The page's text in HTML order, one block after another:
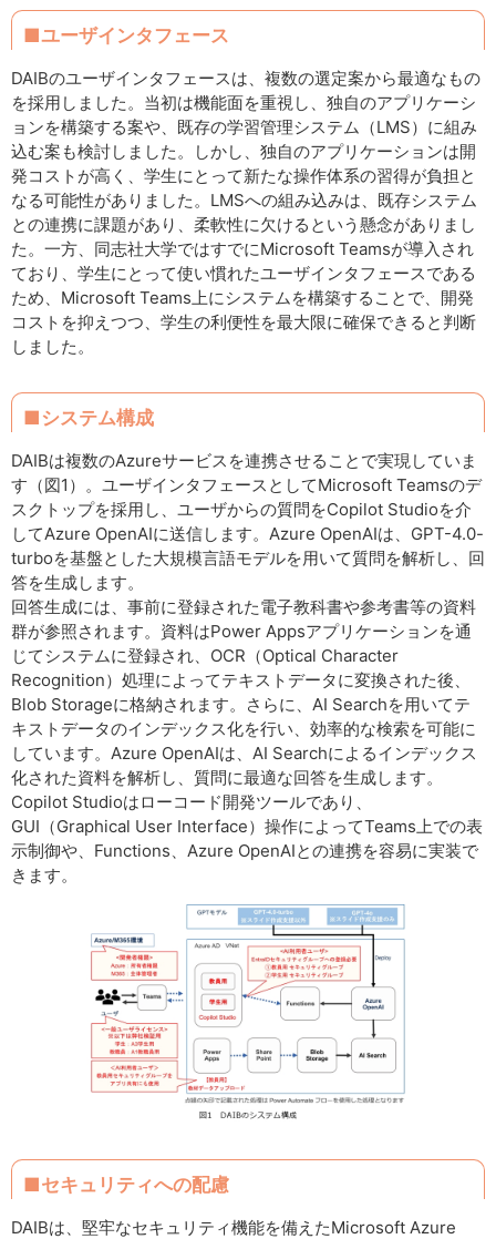
■ユーザインタフェース
DAIBのユーザインタフェースは、複数の選定案から最適なもの
を採用しました。当初は機能面を重視し、独自のアプリケーシ
ョンを構築する案や、既存の学習管理システム（LMS）に組み
込む案も検討しました。しかし、独自のアプリケーションは開
発コストが高く、学生にとって新たな操作体系の習得が負担と
なる可能性がありました。LMSへの組み込みは、既存システム
との連携に課題があり、柔軟性に欠けるという懸念がありまし
た。一方、同志社大学ではすでにMicrosoft Teamsが導入され
ており、学生にとって使い慣れたユーザインタフェースである
ため、Microsoft Teams上にシステムを構築することで、開発
コストを抑えつつ、学生の利便性を最大限に確保できると判断
しました。
■システム構成
DAIBは複数のAzureサービスを連携させることで実現していま
す（図1）。ユーザインタフェースとしてMicrosoft Teamsのデ
スクトップを採用し、ユーザからの質問をCopilot Studioを介
してAzure OpenAIに送信します。Azure OpenAIは、GPT-4.0-
turboを基盤とした大規模言語モデルを用いて質問を解析し、回
答を生成します。
回答生成には、事前に登録された電子教科書や参考書等の資料
群が参照されます。資料はPower Appsアプリケーションを通
じてシステムに登録され、OCR（Optical Character
Recognition）処理によってテキストデータに変換された後、
Blob Storageに格納されます。さらに、AI Searchを用いてテ
キストデータのインデックス化を行い、効率的な検索を可能に
しています。Azure OpenAIは、AI Searchによるインデックス
化された資料を解析し、質問に最適な回答を生成します。
Copilot Studioはローコード開発ツールであり、
GUI（Graphical User Interface）操作によってTeams上での表
示制御や、Functions、Azure OpenAIとの連携を容易に実装で
きます。
■セキュリティへの配慮
DAIBは、堅牢なセキュリティ機能を備えたMicrosoft Azure